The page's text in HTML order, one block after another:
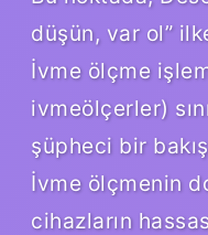
düşün, var ol”
İvme ölçme
ivmeölçerler)
şüpheci bir
İvme ölçmenin
cihazların